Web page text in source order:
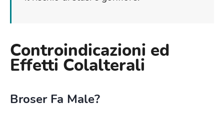
Controindicazioni ed
Effetti Colalterali
BroserFa Male?